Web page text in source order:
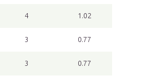
4 1.02
3 0.77
3 0.77